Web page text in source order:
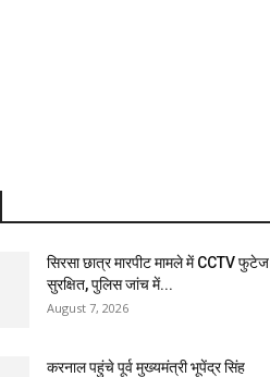
सिरसा छात्र मारपीट मामले में CCTV फुटेज
सुरक्षित, पुलिस जांच में...
August 7, 2026
करनाल पहुंचे पूर्व मुख्यमंत्री भूपेंद्र सिंह